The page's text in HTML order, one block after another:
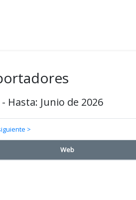
Hasta: Junio de 2026
>
Web